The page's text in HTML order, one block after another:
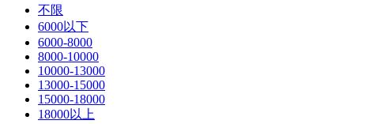
不限
6000以下
6000-8000
8000-10000
10000-13000
13000-15000
15000-18000
18000以上